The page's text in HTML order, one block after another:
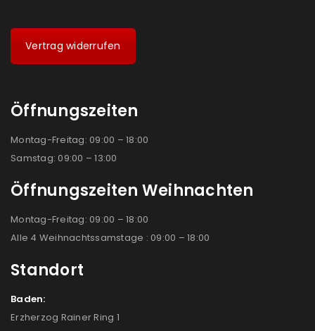
Vertrag widerrufen
Öffnungszeiten
Montag-Freitag: 09:00 – 18:00
Samstag: 09:00 – 13:00
Öffnungszeiten Weihnachten
Montag-Freitag: 09:00 – 18:00
Alle 4 Weihnachtssamstage : 09:00 – 18:00
Standort
Baden:
Erzherzog Rainer Ring 1